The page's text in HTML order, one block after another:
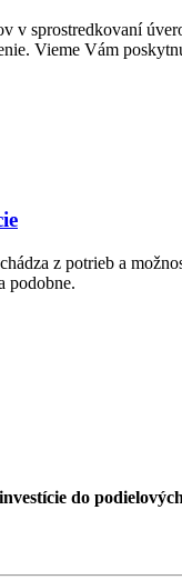
v sprostredkovaní
Vieme Vám
z potrieb a
podobne.
do